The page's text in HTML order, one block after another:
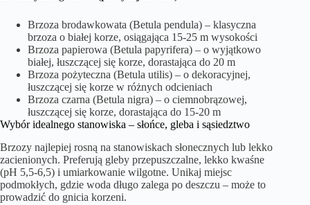
Brzoza brodawkowata (Betula pendula) – klasyczna
brzoza o białej korze, osiągająca 15-25 m wysokości
Brzoza papierowa (Betula papyrifera) – o wyjątkowo
białej, łuszczącej się korze, dorastająca do 20 m
Brzoza pożyteczna (Betula utilis) – o dekoracyjnej,
łuszczącej się korze w różnych odcieniach
Brzoza czarna (Betula nigra) – o ciemnobrązowej,
łuszczącej się korze, dorastająca do 15-20 m
Wybór idealnego stanowiska – słońce, gleba i sąsiedztwo
Brzozy najlepiej rosną na stanowiskach słonecznych lub lekko
zacienionych. Preferują gleby przepuszczalne, lekko kwaśne
(pH 5,5-6,5) i umiarkowanie wilgotne. Unikaj miejsc
podmokłych, gdzie woda długo zalega po deszczu – może to
prowadzić do gnicia korzeni.